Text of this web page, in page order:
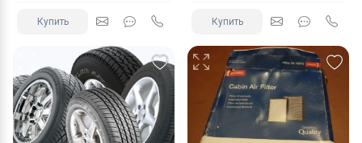
Купить Купить